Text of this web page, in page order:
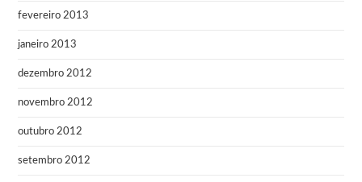
fevereiro 2013
janeiro 2013
dezembro 2012
novembro 2012
outubro 2012
setembro 2012